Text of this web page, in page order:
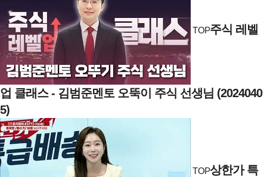
TOP주식 레벨
업 클래스 - 김범준멘토 오뚝이 주식 선생님 (2024040
5)
TOP상한가 특